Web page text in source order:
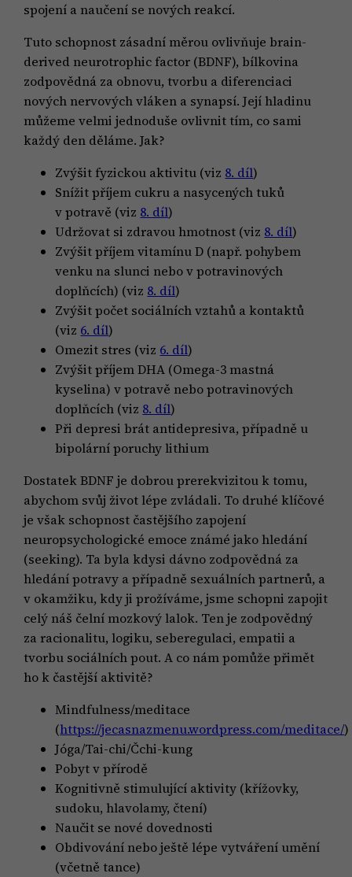
spojení a naučení se nových reakcí.
Tuto schopnost zásadní měrou ovlivňuje brain-
derived neurotrophic factor (BDNF), bílkovina
zodpovědná za obnovu, tvorbu a diferenciaci
nových nervových vláken a synapsí. Její hladinu
můžeme velmi jednoduše ovlivnit tím, co sami
každý den děláme. Jak?
Zvýšit fyzickou aktivitu (viz 8. díl)
Snížit příjem cukru a nasycených tuků
v potravě (viz 8. díl)
Udržovat si zdravou hmotnost (viz 8. díl)
Zvýšit příjem vitamínu D (např. pohybem
venku na slunci nebo v potravinových
doplňcích) (viz 8. díl)
Zvýšit počet sociálních vztahů a kontaktů
(viz 6. díl)
Omezit stres (viz 6. díl)
Zvýšit příjem DHA (Omega-3 mastná
kyselina) v potravě nebo potravinových
doplňcích (viz 8. díl)
Při depresi brát antidepresiva, případně u
bipolární poruchy lithium
Dostatek BDNF je dobrou prerekvizitou k tomu,
abychom svůj život lépe zvládali. To druhé klíčové
je však schopnost častějšího zapojení
neuropsychologické emoce známé jako hledání
(seeking). Ta byla kdysi dávno zodpovědná za
hledání potravy a případně sexuálních partnerů, a
v okamžiku, kdy ji prožíváme, jsme schopni zapojit
celý náš čelní mozkový lalok. Ten je zodpovědný
za racionalitu, logiku, seberegulaci, empatii a
tvorbu sociálních pout. A co nám pomůže přimět
ho k častější aktivitě?
Mindfulness/meditace
(https://jecasnazmenu.wordpress.com/meditace/)
Jóga/Tai-chi/Čchi-kung
Pobyt v přírodě
Kognitivně stimulující aktivity (křížovky,
sudoku, hlavolamy, čtení)
Naučit se nové dovednosti
Obdivování nebo ještě lépe vytváření umění
(včetně tance)